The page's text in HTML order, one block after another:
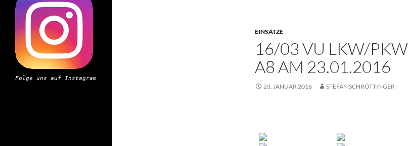
EINSÄTZE
16/03 VU LKW/
A8 AM 23.01.2016
23. JANUAR 2016 STEFAN SCHRÖTTINGER
Folge uns auf Instagram